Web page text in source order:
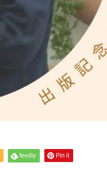
feedly Pin it